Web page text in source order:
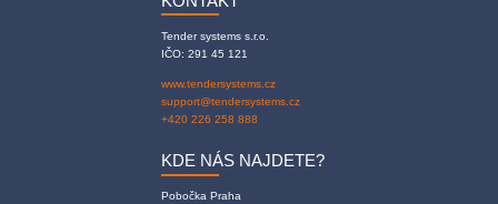
Tender systems s.r.o.
IČO: 291 45 121
www.tendersystems.cz
support@tendersystems.cz
+420 226 258 888
KDE NÁS NAJDETE?
Pobočka Praha